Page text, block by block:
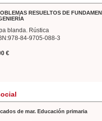
RESUELTOS DE
blanda. Rústica
84-9705-088-3
€
de mar. Educación primaria